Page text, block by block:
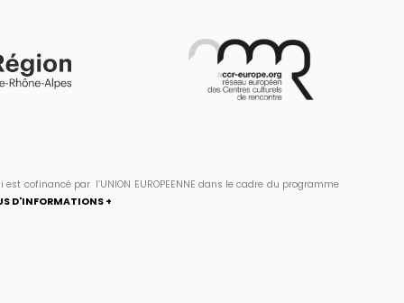
cofinancé par l’UNION EUROPEENNE dans le cadre du programme
D'INFORMATIONS +